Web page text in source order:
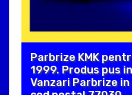
Parbrize KMK
1999. Produs pus
Vanzari Parbrize in